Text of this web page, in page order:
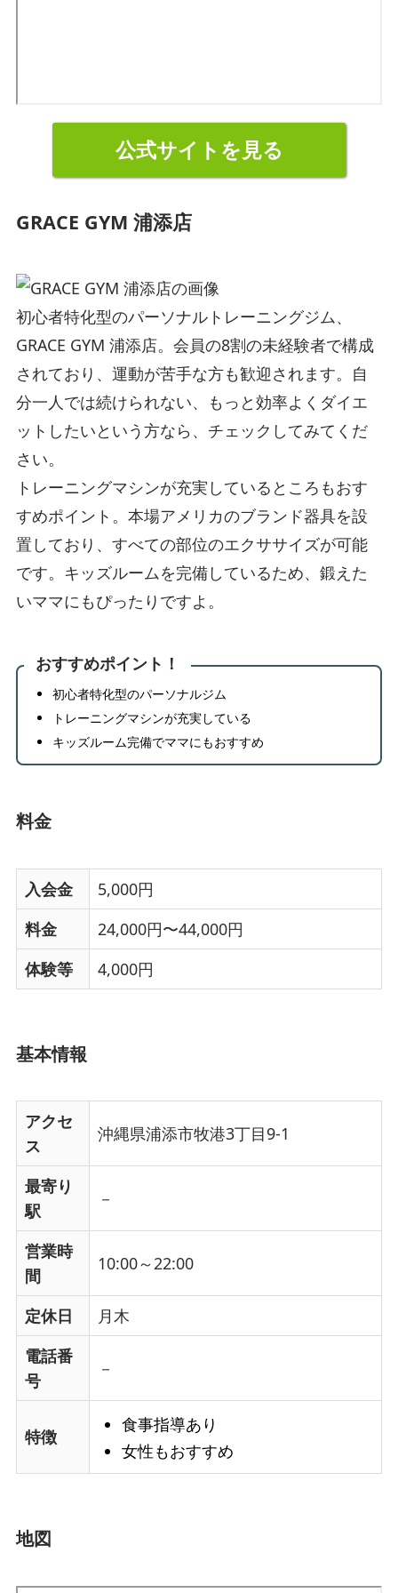
公式サイトを見る
GRACE GYM 浦添店
初心者特化型のパーソナルトレーニングジム、
GRACE GYM 浦添店。会員の8割の未経験者で構成
されており、運動が苦手な方も歓迎されます。自
分一人では続けられない、もっと効率よくダイエ
ットしたいという方なら、チェックしてみてくだ
さい。
トレーニングマシンが充実しているところもおす
すめポイント。本場アメリカのブランド器具を設
置しており、すべての部位のエクササイズが可能
です。キッズルームを完備しているため、鍛えた
いママにもぴったりですよ。
おすすめポイント！
初心者特化型のパーソナルジム
トレーニングマシンが充実している
キッズルーム完備でママにもおすすめ
料金
入会金
5,000円
料金
24,000円〜44,000円
体験等
4,000円
基本情報
アクセ
ス
沖縄県浦添市牧港3丁目9-1
最寄り
駅
－
営業時
間
10:00～22:00
定休日
月木
電話番
号
－
特徴
食事指導あり
女性もおすすめ
地図